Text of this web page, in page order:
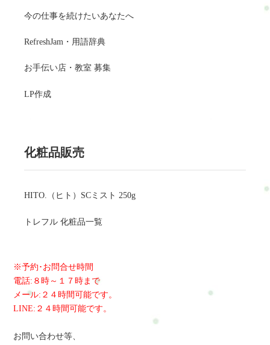
今の仕事を続けたいあなたへ
RefreshJam・用語辞典
お手伝い店・教室 募集
LP作成
化粧品販売
HITO.（ヒト）SCミスト 250g
トレフル 化粧品一覧
※予約･お問合せ時間
電話:８時～１７時まで
メール:２４時間可能です。
LINE:２４時間可能です。
お問い合わせ等、